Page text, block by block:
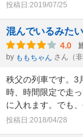
投稿日:2019/07/25
混んでいるみたい
4.0
by ももちゃん さん（非
秩父の列車です。3
時、時間限定で走
に入れます。でも
投稿日:2018/04/28